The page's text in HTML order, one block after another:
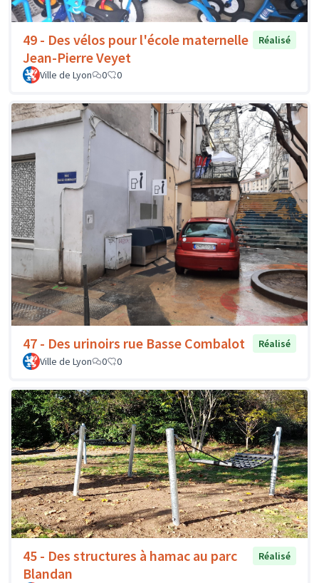
49 - Des vélos pour l'école maternelle
Jean-Pierre Veyet
Réalisé
Ville de Lyon 0 0
47 - Des urinoirs rue Basse Combalot
Réalisé
Ville de Lyon
0 0
45 - Des structures à hamac au parc
Blandan
Réalisé